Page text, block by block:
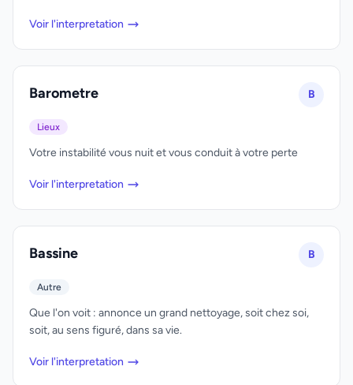
Voir l'interpretation
Barometre B
Lieux
Votre instabilité vous nuit et vous conduit à votre perte
Voir l'interpretation
Bassine B
Autre
Que l'on voit : annonce un grand nettoyage, soit chez soi,
soit, au sens figuré, dans sa vie.
Voir l'interpretation